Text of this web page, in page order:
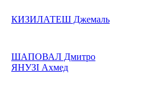
КИЗИЛАТЕШ Джемаль
ШАПОВАЛ Дмитро
ЯНУЗІ Ахмед